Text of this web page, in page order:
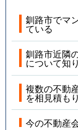
釧路市でマ
ている
釧路市近隣
について知
複数の不動
を相見積も
今の不動産